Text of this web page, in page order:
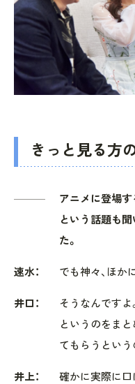
きっと見る方
アニメに登場す
という話題も聞
た。
速水： でも神々、ほか
井口：
そうなんですよ
というのをま
てもらうという
井上：
確かに実際に口